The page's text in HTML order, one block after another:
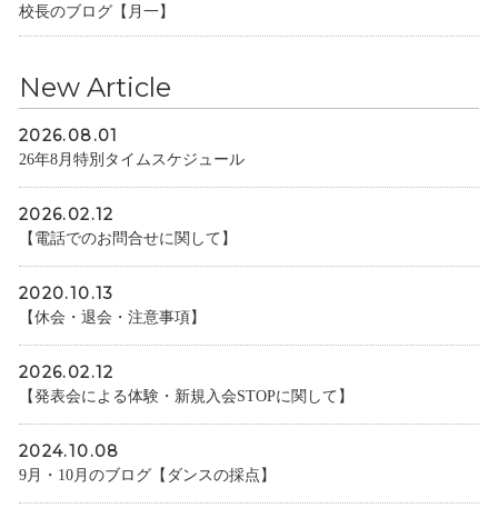
校長のブログ【月一】
New Article
2026.08.01
26年8月特別タイムスケジュール
2026.02.12
【電話でのお問合せに関して】
2020.10.13
【休会・退会・注意事項】
2026.02.12
【発表会による体験・新規入会STOPに関して】
2024.10.08
9月・10月のブログ【ダンスの採点】